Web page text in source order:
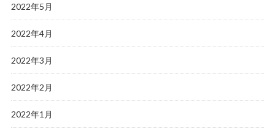
2022年5月
2022年4月
2022年3月
2022年2月
2022年1月